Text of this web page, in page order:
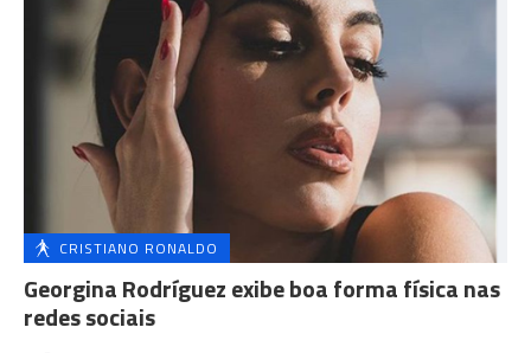
CRISTIANO RONALDO
Georgina Rodríguez exibe boa forma física nas
redes sociais